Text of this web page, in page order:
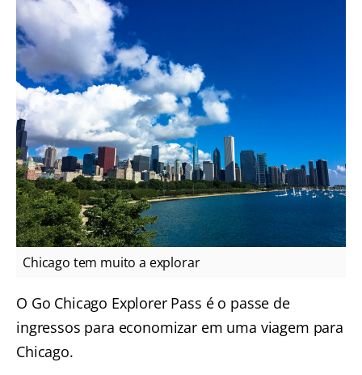
Chicago tem muito a explorar
O Go Chicago Explorer Pass é o passe de
ingressos para economizar em uma viagem para
Chicago.